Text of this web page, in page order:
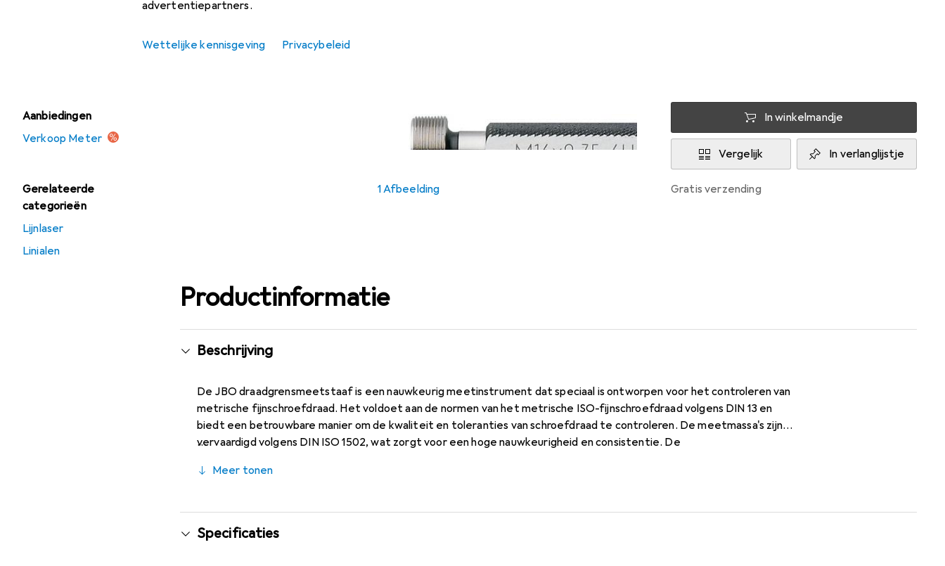
advertentiepartners.
Wettelijke kennisgeving Privacybeleid
Aanbiedingen
Verkoop Meter
Gerelateerde
categorieën
Lijnlaser
Linialen
1 Afbeelding
In winkelmandje
Vergelijk In verlanglijstje
gratis verzending
Productinformatie
Beschrijving
De JBO draadgrensmeetstaaf is een nauwkeurig meetinstrument dat speciaal is ontworpen voor het controleren van
metrische fijnschroefdraad. Het voldoet aan de normen van het metrische ISO-fijnschroefdraad volgens DIN 13 en
biedt een betrouwbare manier om de kwaliteit en toleranties van schroefdraad te controleren. De meetmassa's zijn
vervaardigd volgens DIN ISO 1502, wat zorgt voor een hoge nauwkeurigheid en consistentie. De
verschillende omstandigheden waarborgt. Dit gereedschap is bijzonder nuttig in de productie en kwaliteitsborging,
afkeurzijde afzonderlijk geleverd, wat een flexibele hantering mogelijk maakt. De draadgrensmeetstaaf is een
onmisbaar hulpmiddel voor professionals die de hoogste normen in schroefdraadcontrole nastreven.
Meer tonen
Specificaties